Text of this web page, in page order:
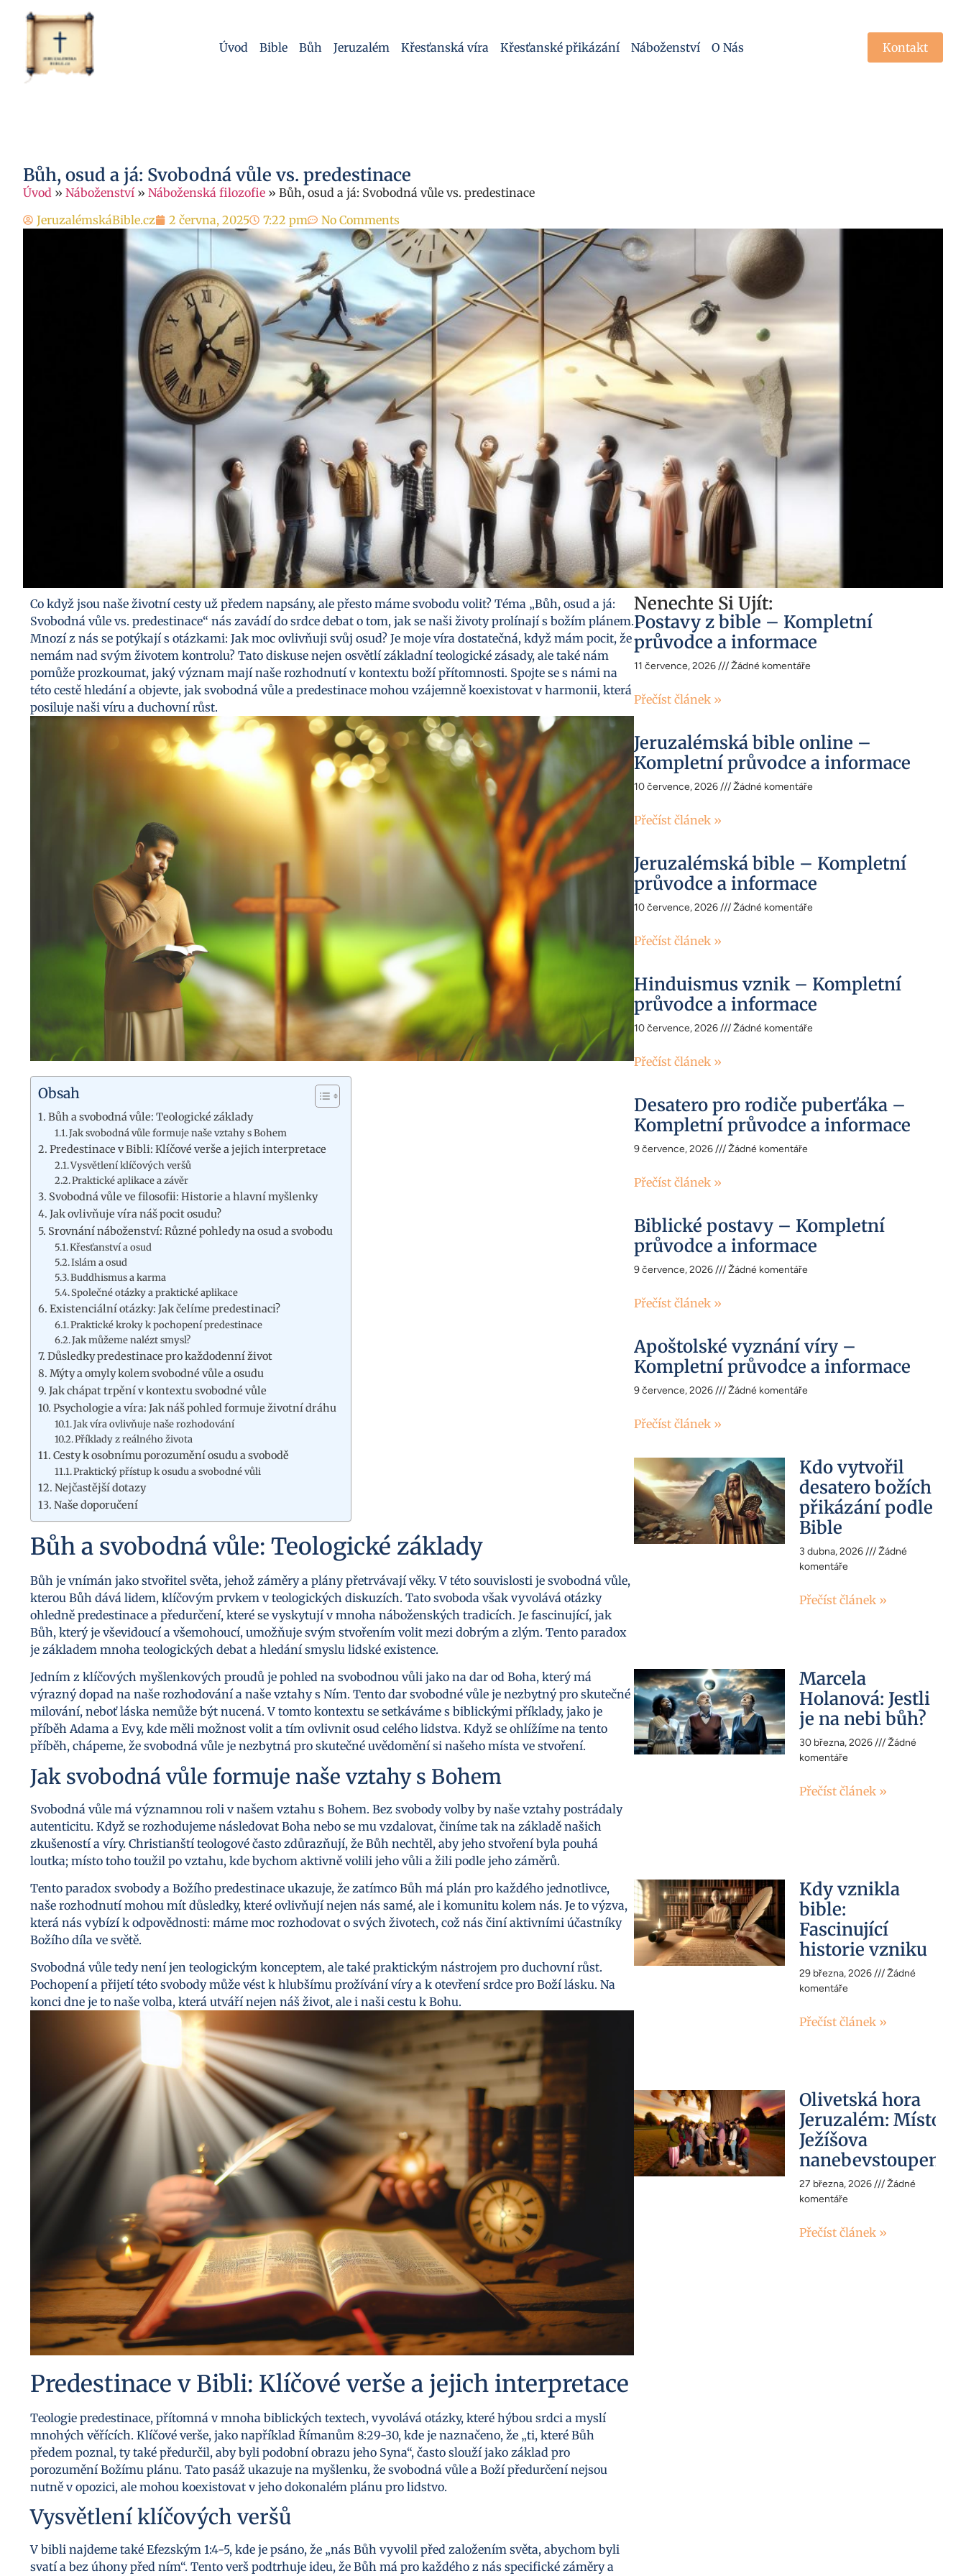
Úvod Bible Bůh Jeruzalém Křesťanská víra Křesťanské přikázání Náboženství O Nás Kontakt
Bůh, osud a já: Svobodná vůle vs. predestinace
Úvod » Náboženství » Náboženská filozofie » Bůh, osud a já: Svobodná vůle vs. predestinace
JeruzalémskáBible.cz
2 června, 2025 7:22 pm No Comments
Co když jsou naše životní cesty už předem napsány, ale přesto máme svobodu volit? Téma „Bůh, osud a já:
Svobodná vůle vs. predestinace“ nás zavádí do srdce debat o tom, jak se naši životy prolínají s božím plánem.
Mnozí z nás se potýkají s otázkami: Jak moc ovlivňuji svůj osud? Je moje víra dostatečná, když mám pocit, že
nemám nad svým životem kontrolu? Tato diskuse nejen osvětlí základní teologické zásady, ale také nám
pomůže prozkoumat, jaký význam mají naše rozhodnutí v kontextu boží přítomnosti. Spojte se s námi na
této cestě hledání a objevte, jak svobodná vůle a predestinace mohou vzájemně koexistovat v harmonii, která
posiluje naši víru a duchovní růst.
Obsah
Bůh a svobodná vůle: Teologické základy
Jak svobodná vůle formuje naše vztahy s Bohem
Predestinace v Bibli: Klíčové verše a jejich interpretace
Vysvětlení klíčových veršů
Praktické aplikace a závěr
Svobodná vůle ve filosofii: Historie a hlavní myšlenky
Jak ovlivňuje víra náš pocit osudu?
Srovnání náboženství: Různé pohledy na osud a svobodu
Křesťanství a osud
Islám a osud
Buddhismus a karma
Společné otázky a praktické aplikace
Existenciální otázky: Jak čelíme predestinaci?
Praktické kroky k pochopení predestinace
Jak můžeme nalézt smysl?
Důsledky predestinace pro každodenní život
Mýty a omyly kolem svobodné vůle a osudu
Jak chápat trpění v kontextu svobodné vůle
Psychologie a víra: Jak náš pohled formuje životní dráhu
Jak víra ovlivňuje naše rozhodování
Příklady z reálného života
Cesty k osobnímu porozumění osudu a svobodě
Praktický přístup k osudu a svobodné vůli
Nejčastější dotazy
Naše doporučení
Bůh a svobodná vůle: Teologické základy
Bůh je vnímán jako stvořitel světa, jehož záměry a plány přetrvávají věky. V této souvislosti je svobodná vůle,
kterou Bůh dává lidem, klíčovým prvkem v teologických diskuzích. Tato svoboda však vyvolává otázky
ohledně predestinace a předurčení, které se vyskytují v mnoha náboženských tradicích. Je fascinující, jak
Bůh, který je vševidoucí a všemohoucí, umožňuje svým stvořením volit mezi dobrým a zlým. Tento paradox
je základem mnoha teologických debat a hledání smyslu lidské existence.
Jedním z klíčových myšlenkových proudů je pohled na svobodnou vůli jako na dar od Boha, který má
výrazný dopad na naše rozhodování a naše vztahy s Ním. Tento dar svobodné vůle je nezbytný pro skutečné
milování, neboť láska nemůže být nucená. V tomto kontextu se setkáváme s biblickými příklady, jako je
příběh Adama a Evy, kde měli možnost volit a tím ovlivnit osud celého lidstva. Když se ohlížíme na tento
příběh, chápeme, že svobodná vůle je nezbytná pro skutečné uvědomění si našeho místa ve stvoření.
Jak svobodná vůle formuje naše vztahy s Bohem
Svobodná vůle má významnou roli v našem vztahu s Bohem. Bez svobody volby by naše vztahy postrádaly
autenticitu. Když se rozhodujeme následovat Boha nebo se mu vzdalovat, činíme tak na základě našich
zkušeností a víry. Christianští teologové často zdůrazňují, že Bůh nechtěl, aby jeho stvoření byla pouhá
loutka; místo toho toužil po vztahu, kde bychom aktivně volili jeho vůli a žili podle jeho záměrů.
Tento paradox svobody a Božího predestinace ukazuje, že zatímco Bůh má plán pro každého jednotlivce,
naše rozhodnutí mohou mít důsledky, které ovlivňují nejen nás samé, ale i komunitu kolem nás. Je to výzva,
která nás vybízí k odpovědnosti: máme moc rozhodovat o svých životech, což nás činí aktivními účastníky
Božího díla ve světě.
Svobodná vůle tedy není jen teologickým konceptem, ale také praktickým nástrojem pro duchovní růst.
Pochopení a přijetí této svobody může vést k hlubšímu prožívání víry a k otevření srdce pro Boží lásku. Na
konci dne je to naše volba, která utváří nejen náš život, ale i naši cestu k Bohu.
Predestinace v Bibli: Klíčové verše a jejich interpretace
Teologie predestinace, přítomná v mnoha biblických textech, vyvolává otázky, které hýbou srdci a myslí
mnohých věřících. Klíčové verše, jako například Římanům 8:29-30, kde je naznačeno, že „ti, které Bůh
předem poznal, ty také předurčil, aby byli podobní obrazu jeho Syna“, často slouží jako základ pro
porozumění Božímu plánu. Tato pasáž ukazuje na myšlenku, že svobodná vůle a Boží předurčení nejsou
nutně v opozici, ale mohou koexistovat v jeho dokonalém plánu pro lidstvo.
Vysvětlení klíčových veršů
V bibli najdeme také Efezským 1:4-5, kde je psáno, že „nás Bůh vyvolil před založením světa, abychom byli
svatí a bez úhony před ním“. Tento verš podtrhuje ideu, že Bůh má pro každého z nás specifické záměry a
Nenechte Si Ujít:
Postavy z bible – Kompletní
průvodce a informace
11 července, 2026 Žádné komentáře
Přečíst článek »
Jeruzalémská bible online –
Kompletní průvodce a informace
10 července, 2026 Žádné komentáře
Přečíst článek »
Jeruzalémská bible – Kompletní
průvodce a informace
10 července, 2026 Žádné komentáře
Přečíst článek »
Hinduismus vznik – Kompletní
průvodce a informace
10 července, 2026 Žádné komentáře
Přečíst článek »
Desatero pro rodiče puberťáka –
Kompletní průvodce a informace
9 července, 2026 Žádné komentáře
Přečíst článek »
Biblické postavy – Kompletní
průvodce a informace
9 července, 2026 Žádné komentáře
Přečíst článek »
Apoštolské vyznání víry –
Kompletní průvodce a informace
9 července, 2026 Žádné komentáře
Přečíst článek »
Kdo vytvořil
desatero božích
přikázání podle
Bible
3 dubna, 2026
Žádné
komentáře
Přečíst článek »
Marcela
Holanová: Jestli
je na nebi bůh?
30 března, 2026
Žádné
komentáře
Přečíst článek »
Kdy vznikla
bible:
Fascinující
historie vzniku
29 března, 2026
Žádné
komentáře
Přečíst článek »
Olivetská hora
Jeruzalém: Místo
Ježíšova
nanebevstoupení
27 března, 2026
Žádné
komentáře
Přečíst článek »